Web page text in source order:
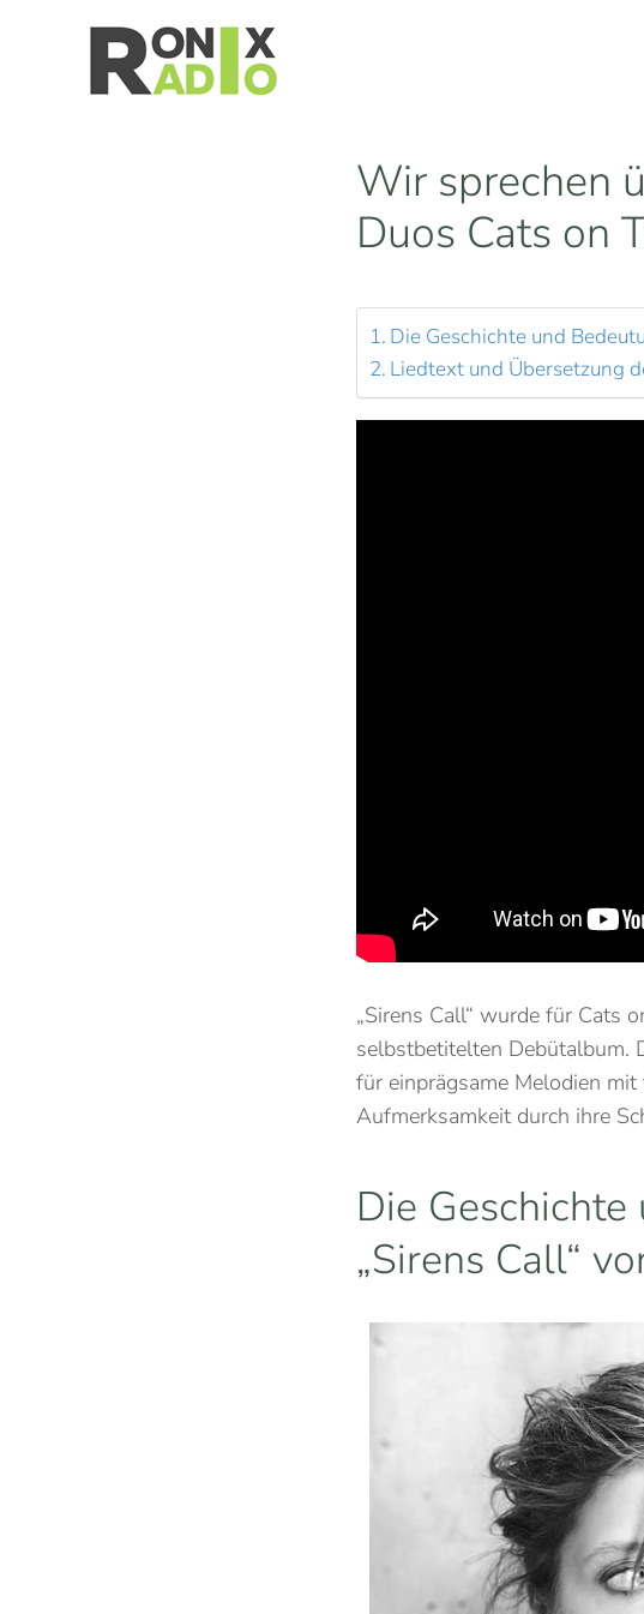
Skip to main content
Wir sprechen
Duos Cats on
Die Geschichte und
Liedtext und Übersetzung
„Sirens Call“ wurde für Cats
selbstbetitelten Debütalbum.
für einprägsame Melodien
Aufmerksamkeit durch ihre
Die
„Sirens Call“